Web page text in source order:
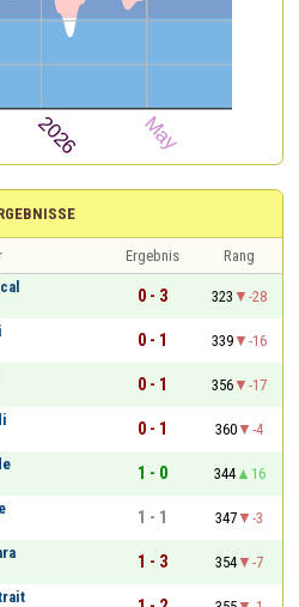
Ergebnis
Rang
0 - 3 323
-28
0 - 1 339
-16
0 - 1 356
-17
0 - 1 360
-4
1 - 0 344
16
1 - 1 347
-3
1 - 3 354
-7